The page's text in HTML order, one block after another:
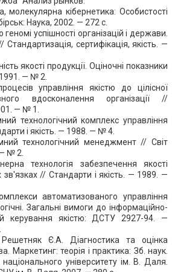
молекулярна кібернетика: Особистості
Наука, 2002. — 272 с.
успішності організацій і держави.
сертифікація, якість. —
якості продукції. Оціночні показники
— № 2.
управління якістю до цілісної
вдосконалення організації //
— № 1.
технологічний комплекс управління
і якість. — 1988. — № 4.
технологічний менеджмент // Світ
№ 2.
технологія забезпечення якості
зв'язках // Стандарти і якість. — 1989. —
автоматизованого управління
Загальні вимоги до інформаційно-
керування якістю: ДСТУ 2927-94. —
Є.А. Діагностика та оцінка
Маркетинг: теорія і практика: Зб. наук.
національного університету ім. В. Даля.